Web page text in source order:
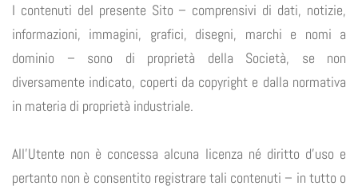
I contenuti del presente Sito – comprensivi di dati, notizie,
informazioni, immagini, grafici, disegni, marchi e nomi a
dominio – sono di proprietà della Società, se non
diversamente indicato, coperti da copyright e dalla normativa
in materia di proprietà industriale.
All’Utente non è concessa alcuna licenza né diritto d’uso e
pertanto non è consentito registrare tali contenuti – in tutto o